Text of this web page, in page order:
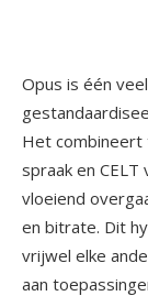
Opus is één
Het
spraak en
vloeiend
en bitrate. Dit
vrijwel elke
aan